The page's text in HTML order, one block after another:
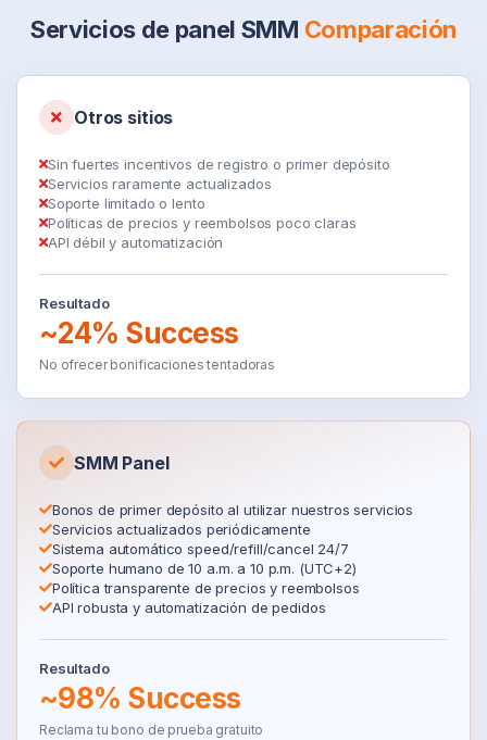
Servicios de panel SMM Comparación
Otros sitios
Sin fuertes incentivos de registro o primer depósito
Servicios raramente actualizados
Soporte limitado o lento
Políticas de precios y reembolsos poco claras
API débil y automatización
Resultado
~24% Success
No ofrecer bonificaciones tentadoras
SMM Panel
Bonos de primer depósito al utilizar nuestros servicios
Servicios actualizados periódicamente
Sistema automático speed/refill/cancel 24/7
Soporte humano de 10 a.m. a 10 p.m. (UTC+2)
Política transparente de precios y reembolsos
API robusta y automatización de pedidos
Resultado
~98% Success
Reclama tu bono de prueba gratuito